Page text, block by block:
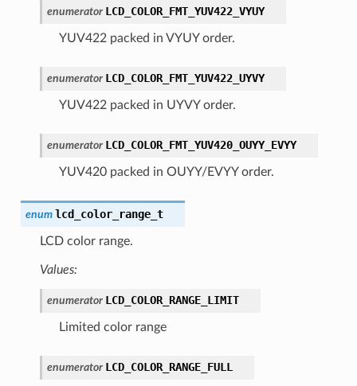
enumerator LCD_COLOR_FMT_YUV422_VYUY
YUV422 packed in VYUY order.
enumerator LCD_COLOR_FMT_YUV422_UYVY
YUV422 packed in UYVY order.
enumerator LCD_COLOR_FMT_YUV420_OUYY_EVYY
YUV420 packed in OUYY/EVYY order.
enum lcd_color_range_t
LCD color range.
Values:
enumerator LCD_COLOR_RANGE_LIMIT
Limited color range
enumerator LCD_COLOR_RANGE_FULL